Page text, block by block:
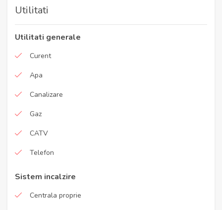
Utilitati
Utilitati generale
Curent
Apa
Canalizare
Gaz
CATV
Telefon
Sistem incalzire
Centrala proprie